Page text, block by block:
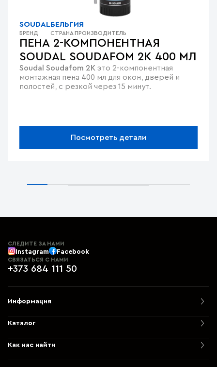
ПЕНА 2-КОМПОНЕНТНАЯ
SOUDAL SOUDAFOM 2K 400 МЛ
Soudal Soudafom 2K
монтажная пена 400 мл для окон, дверей и
полостей, с резкой через 15 минут.
SOUDAL
БРЕНД
БЕЛЬГИЯ
СТРАНА ПРОИЗВОДИТЕЛЬ
Посмотреть детали
СЛЕДИТЕ ЗА НАМИ
Instagram Facebook
СВЯЗАТЬСЯ С НАМИ
+373 684 111 50
Информация
Каталог
Как нас найти